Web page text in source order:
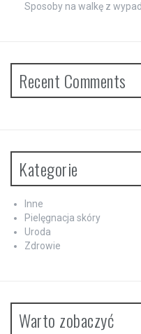
Sposoby na walkę z
Recent Comments
Kategorie
Inne
Pielęgnacja skóry
Uroda
Zdrowie
Warto zobaczyć